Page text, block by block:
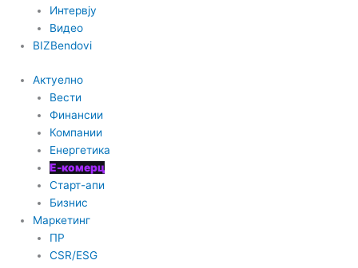
Интервју
Видео
BIZBendovi
Актуелно
Вести
Финансии
Компании
Енергетика
Е-комерц
Старт-апи
Бизнис
Маркетинг
ПР
CSR/ESG